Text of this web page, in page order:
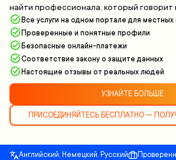
найти профессионала, который говорит
Все услуги на одном портале для местных
Проверенные и понятные профили
Безопасные онлайн-платежи
Соответствие закону о защите данных
Настоящие отзывы от реальных людей
УЗНАЙТЕ БОЛЬШЕ
ПРИСОЕДИНЯЙТЕСЬ БЕСПЛАТНО —
Английский, Немецкий, Русский